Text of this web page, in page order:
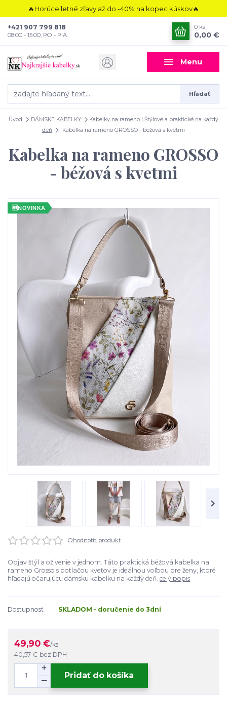
🔥Horúce letné zľavy až do -40% na kopec kúskov🔥
Menu
Hľadať
+421 907 799 818
08:00 - 15:00, PO - PIA
0 ks
0,00 €
Úvod DÁMSKE KABELKY
Kabelky na rameno | Štýlové a praktické na každý
deň
Kabelka na rameno GROSSO - béžová s kvetmi
Kabelka na rameno GROSSO
- béžová s kvetmi
Ohodnotiť produkt
Objav štýl a oživenie v jednom. Táto praktická béžová kabelka na
rameno Grosso s potlačou kvetov je ideálnou voľbou pre ženy, ktoré
hľadajú očarujúcu dámsku kabelku na každý deň. celý popis
Dostupnosť SKLADOM - doručenie do 3dní
49,90 €/ks
40,57 € bez DPH
Pridať do košíka
🆕NOVINKA